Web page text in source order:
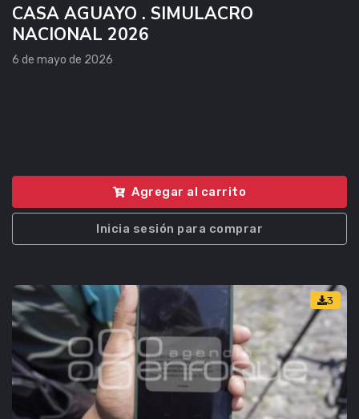
CASA AGUAYO . SIMULACRO
NACIONAL 2026
6 de mayo de 2026
Agregar al carrito
Inicia sesión para comprar
3